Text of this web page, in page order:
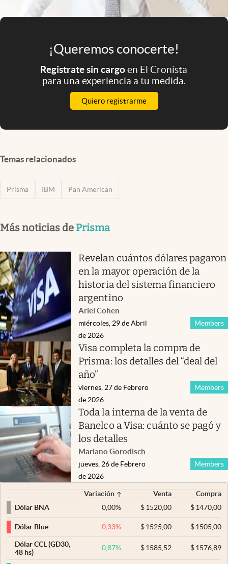
¡Queremos conocerte!
Registrate sin cargoen El Cronista
para una experiencia a tu medida.
Quiero registrarme
Temas relacionados
Prisma IBM Pan American
Más noticias de Prisma
Revelan cuántos dólares pagaron
en la mayor operación de la
historia del sistema financiero
argentino
Ariel Cohen
Members
miércoles, 29 de Abril
de 2026
Visa completa la compra de
Prisma: los detalles del “deal del
año”
Members
viernes, 27 de Febrero
de 2026
Toda la interna de la venta de
Banelco a Visa: cuánto se pagó y
los detalles
Mariano Gorodisch
Members
jueves, 26 de Febrero
de 2026
Variación Venta
Compra
Dólar BNA
0,00% $ 1520,00 $1470,00
Dólar Blue -0,33% $ 1525,00 $1505,00
Dólar CCL (GD30,
48 hs)
0,87% $ 1585,52 $1576,89